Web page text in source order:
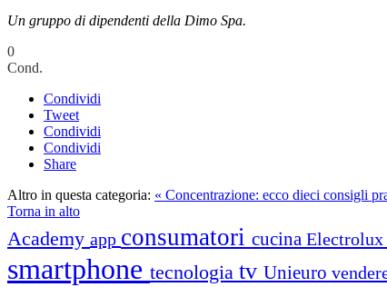
Un gruppo di dipendenti della Dimo Spa.
0
Cond.
Condividi
Tweet
Condividi
Condividi
Share
Altro in questa categoria: « Concentrazione: ecco dieci consigli
Torna in alto
Academy app consumatori cucina Electrolux
smartphone tecnologia tv Unieuro